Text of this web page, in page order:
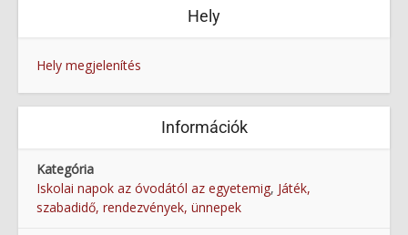
Hely
Hely megjelenítés
Információk
Kategória
Iskolai napok az óvodától az egyetemig, Játék,
szabadidő, rendezvények, ünnepek